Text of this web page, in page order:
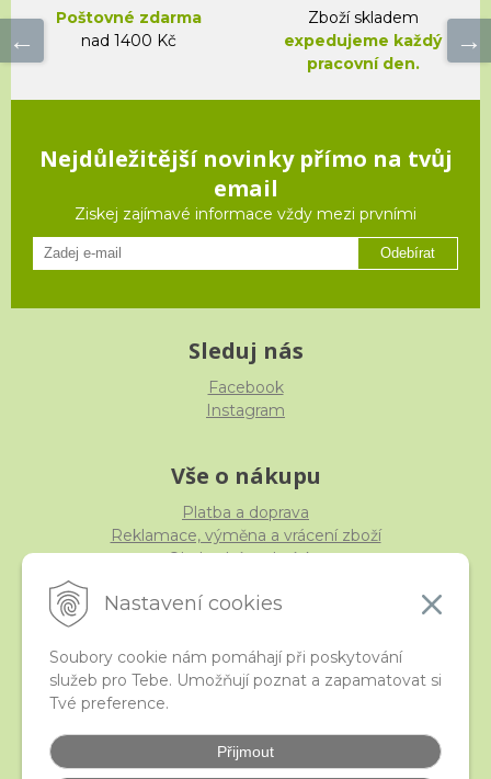
Nastavení cookies
Soubory cookie nám pomáhají při poskytování
služeb pro Tebe. Umožňují poznat a zapamatovat si
Tvé preference.
Přijmout
Poštovné zdarma
nad 1400 Kč
Zboží skladem
expedujeme každý
pracovní den.
Nejdůležitější novinky přímo na tvůj
email
Ziskej zajímavé informace vždy mezi prvními
Odebírat
Sleduj nás
Facebook
Instagram
Vše o nákupu
Platba a doprava
Reklamace, výměna a vrácení zboží
Obchodní podmínky
iStraka
Velkoobchod
Nejčastější otázky